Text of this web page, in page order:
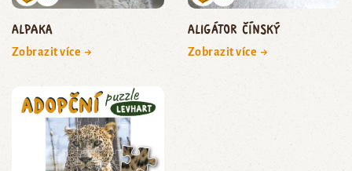
Alpaka
Zobrazit více →
aligátor čínský
Zobrazit více →